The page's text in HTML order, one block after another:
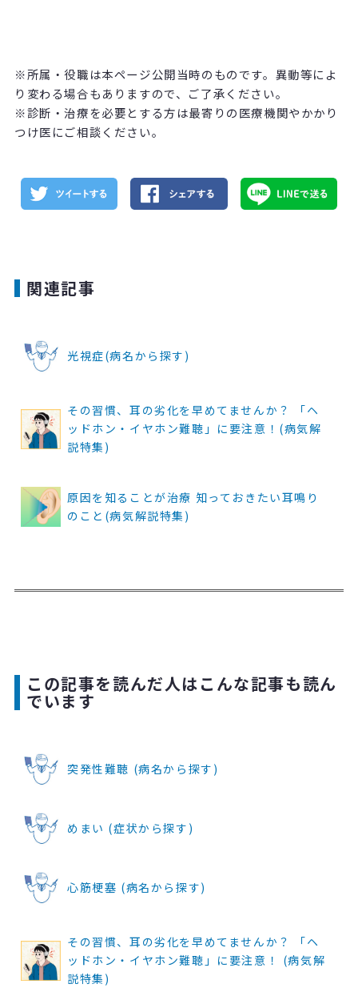
※所属・役職は本ページ公開当時のものです。異動等によ
り変わる場合もありますので、ご了承ください。
※診断・治療を必要とする方は最寄りの医療機関やかかり
つけ医にご相談ください。
関連記事
光視症(病名から探す)
その習慣、耳の劣化を早めてませんか？ 「ヘ
ッドホン・イヤホン難聴」に要注意！(病気解
説特集)
原因を知ることが治療 知っておきたい耳鳴り
のこと(病気解説特集)
この記事を読んだ人はこんな記事も読ん
でいます
突発性難聴 (病名から探す)
めまい (症状から探す)
心筋梗塞 (病名から探す)
その習慣、耳の劣化を早めてませんか？ 「ヘ
ッドホン・イヤホン難聴」に要注意！ (病気解
説特集)